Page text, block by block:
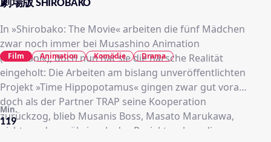
劇場版 SHIROBAKO
In »Shirobako: The Movie« arbeiten die fünf Mädchen
zwar noch immer bei Musashino Animation
(»Musani«), doch nun hat sie die harsche Realität
eingeholt: Die Arbeiten am bislang unveröffentlichten
Projekt »Time Hippopotamus« gingen zwar gut voran,
doch als der Partner TRAP seine Kooperation
zurückzog, blieb Musanis Boss, Masato Marukawa,
nichts anderes übrig, als das Projekt zu beerdigen.
119
Min.
Film Animation Komödie Drama